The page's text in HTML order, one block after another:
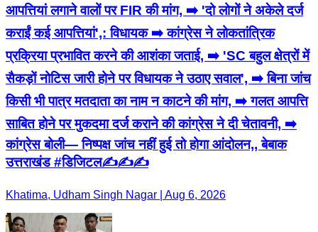
आपत्तियां लगाने वालों पर FIR की मांग, ➡️ 'दो लोगों ने अकेले दर्ज
कराईं कई आपत्तियां',: विधायक ➡️ कांग्रेस ने लोकतांत्रिक
प्रक्रिया प्रभावित करने की आशंका जताई, ➡️ 'SC बहुल क्षेत्रों में
सैकड़ों नोटिस जारी होने पर विधायक ने उठाए सवाल', ➡️ बिना जांच
किसी भी पात्र मतदाता का नाम न काटने की मांग, ➡️ गलत आपत्ति
साबित होने पर मुकदमा दर्ज कराने की कांग्रेस ने दी चेतावनी, ➡️
कांग्रेस बोली— निष्पक्ष जांच नहीं हुई तो होगा आंदोलन,, बेबाक
उत्तराखंड #डिजिटल✍️✍️✍️
Khatima, Udham Singh Nagar | Aug 6, 2026